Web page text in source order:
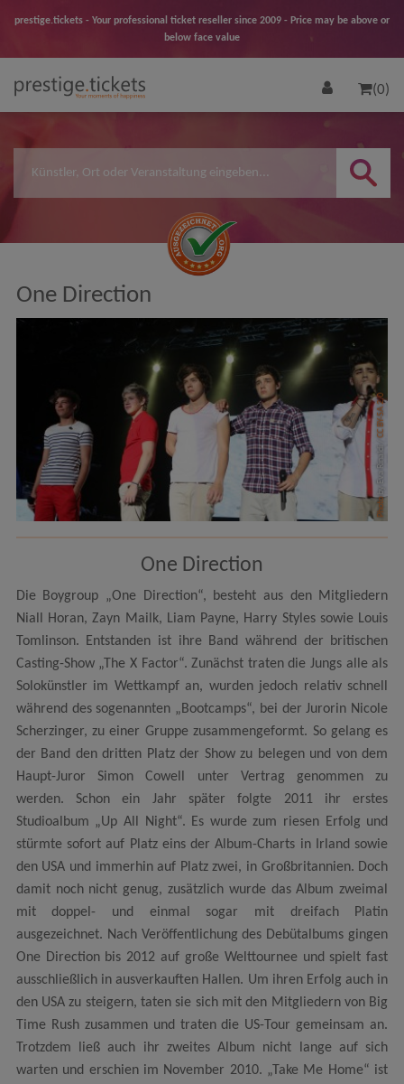
prestige.tickets - Your professional ticket reseller since 2009 - Price may be above or
below face value
(0)
One Direction
Photo
by Eva Rinaldi /
CC BY-SA 2.0
One Direction
Die Boygroup „One Direction“, besteht aus den Mitgliedern
Niall Horan, Zayn Mailk, Liam Payne, Harry Styles sowie Louis
Tomlinson. Entstanden ist ihre Band während der britischen
Casting-Show „The X Factor“. Zunächst traten die Jungs alle als
Solokünstler im Wettkampf an, wurden jedoch relativ schnell
während des sogenannten „Bootcamps“, bei der Jurorin Nicole
Scherzinger, zu einer Gruppe zusammengeformt. So gelang es
der Band den dritten Platz der Show zu belegen und von dem
Haupt-Juror Simon Cowell unter Vertrag genommen zu
werden. Schon ein Jahr später folgte 2011 ihr erstes
Studioalbum „Up All Night“. Es wurde zum riesen Erfolg und
stürmte sofort auf Platz eins der Album-Charts in Irland sowie
den USA und immerhin auf Platz zwei, in Großbritannien. Doch
damit noch nicht genug, zusätzlich wurde das Album zweimal
mit doppel- und einmal sogar mit dreifach Platin
ausgezeichnet. Nach Veröffentlichung des Debütalbums gingen
One Direction bis 2012 auf große Welttournee und spielt fast
ausschließlich in ausverkauften Hallen. Um ihren Erfolg auch in
den USA zu steigern, taten sie sich mit den Mitgliedern von Big
Time Rush zusammen und traten die US-Tour gemeinsam an.
Trotzdem ließ auch ihr zweites Album nicht lange auf sich
warten und erschien im November 2010. „Take Me Home“ ist